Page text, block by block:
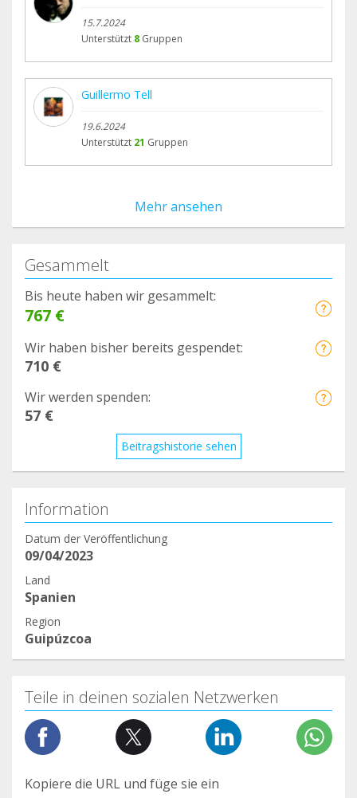
15.7.2024
Unterstützt 8 Gruppen
Guillermo Tell
19.6.2024
Unterstützt 21 Gruppen
Mehr ansehen
Gesammelt
Bis heute haben wir gesammelt:
767 €
Wir haben bisher bereits gespendet:
710 €
Wir werden spenden:
57 €
Beitragshistorie sehen
Information
Datum der Veröffentlichung
09/04/2023
Land
Spanien
Region
Guipúzcoa
Teile in deinen sozialen Netzwerken
Kopiere die URL und füge sie ein